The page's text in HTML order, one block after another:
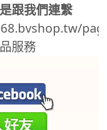
跟我們連繫
服務